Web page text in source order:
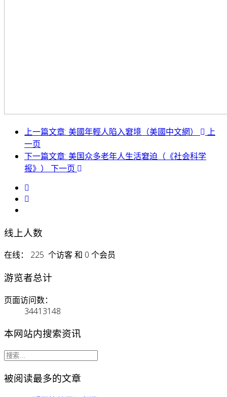
上一篇文章: 美國年輕人陷入窘境（美國中文網）
上
一页
下一篇文章: 美国众多老年人生活窘迫（《社会科学
报》） 下一页
线上人数
在线： 225 个访客 和 0 个会员
游览者总计
页面访问数：
34413148
本网站内搜索资讯
被阅读最多的文章